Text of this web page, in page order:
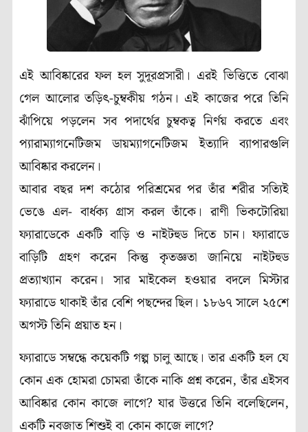
এই আবিষ্কারের ফল হল সুদূরপ্রসারী। এরই ভিত্তিতে বোঝা
গেল আলোর তড়িৎ-চুম্বকীয় গঠন। এই কাজের পরে তিনি
ঝাঁপিয়ে পড়লেন সব পদার্থের চুম্বকত্ব নির্ণয় করতে এবং
প্যারাম্যাগনেটিজম ডায়ম্যাগনেটিজম ইত্যাদি ব্যাপারগুলি
আবিষ্কার করলেন।
আবার বছর দশ কঠোর পরিশ্রমের পর তাঁর শরীর সত্যিই
ভেঙে এল- বার্ধক্য গ্রাস করল তাঁকে। রাণী ভিকটোরিয়া
ফ্যারাডেকে একটি বাড়ি ও নাইটহুড দিতে চান। ফ্যারাডে
বাড়িটি গ্রহণ করেন কিন্তু কৃতজ্ঞতা জানিয়ে নাইটহুড
প্রত্যাখ্যান করেন। সার মাইকেল হওয়ার বদলে মিস্টার
ফ্যারাডে থাকাই তাঁর বেশি পছন্দের ছিল। ১৮৬৭ সালে ২৫শে
অগস্ট তিনি প্রয়াত হন।
ফ্যারাডে সম্বন্ধে কয়েকটি গল্প চালু আছে। তার একটি হল যে
কোন এক হোমরা চোমরা তাঁকে নাকি প্রশ্ন করেন, তাঁর এইসব
আবিষ্কার কোন কাজে লাগে? যার উত্তরে তিনি বলেছিলেন,
একটি নবজাত শিশুই বা কোন কাজে লাগে?